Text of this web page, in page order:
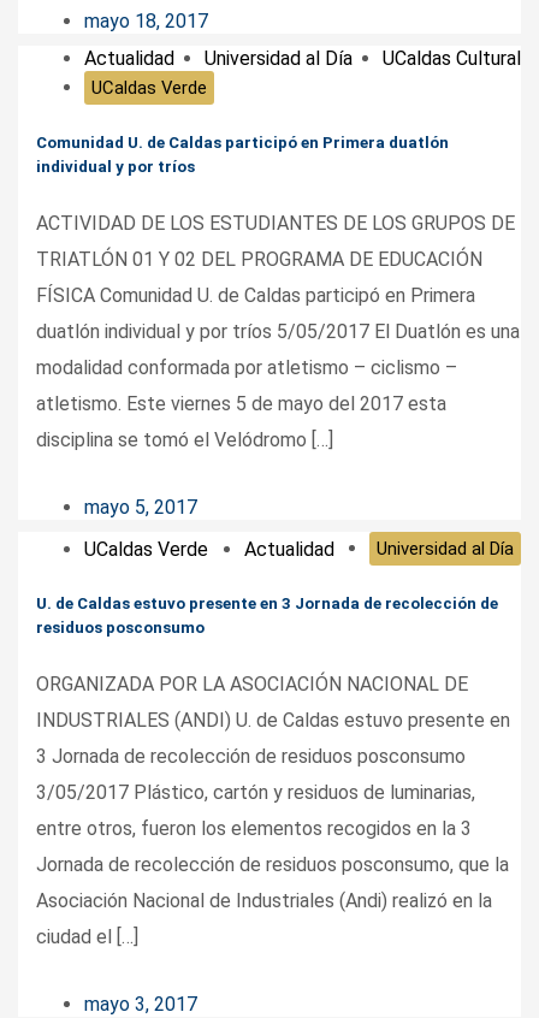
mayo 18, 2017
Actualidad
Universidad al Día UCaldas Cultural
UCaldas Verde
Comunidad U. de Caldas participó en Primera duatlón
individual y por tríos
ACTIVIDAD DE LOS ESTUDIANTES DE LOS GRUPOS DE
TRIATLÓN 01 Y 02 DEL PROGRAMA DE EDUCACIÓN
FÍSICA Comunidad U. de Caldas participó en Primera
duatlón individual y por tríos 5/05/2017 El Duatlón es una
modalidad conformada por atletismo – ciclismo –
atletismo. Este viernes 5 de mayo del 2017 esta
disciplina se tomó el Velódromo […]
mayo 5, 2017
UCaldas Verde
Actualidad Universidad al Día
U. de Caldas estuvo presente en 3 Jornada de recolección de
residuos posconsumo
ORGANIZADA POR LA ASOCIACIÓN NACIONAL DE
INDUSTRIALES (ANDI) U. de Caldas estuvo presente en
3 Jornada de recolección de residuos posconsumo
3/05/2017 Plástico, cartón y residuos de luminarias,
entre otros, fueron los elementos recogidos en la 3
Jornada de recolección de residuos posconsumo, que la
Asociación Nacional de Industriales (Andi) realizó en la
ciudad el […]
mayo 3, 2017